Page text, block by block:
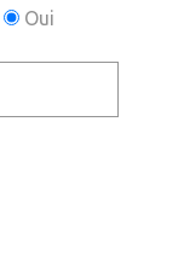
Oui